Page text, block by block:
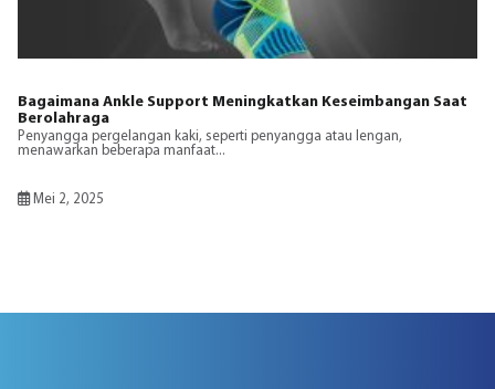
Bagaimana Ankle Support Meningkatkan Keseimbangan Saat
Berolahraga
Penyangga pergelangan kaki, seperti penyangga atau lengan,
menawarkan beberapa manfaat...
Mei 2, 2025